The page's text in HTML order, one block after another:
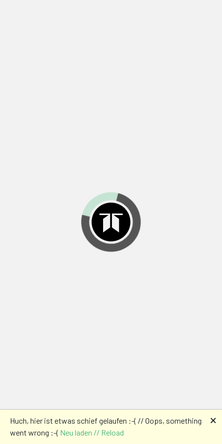
Huch, hier ist etwas schief gelaufen :-( // Oops, something
went wrong :-( Neu laden // Reload
🗙